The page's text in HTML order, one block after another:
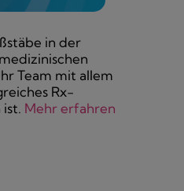
in der
Team mit allem
Rx-
Mehr erfahren